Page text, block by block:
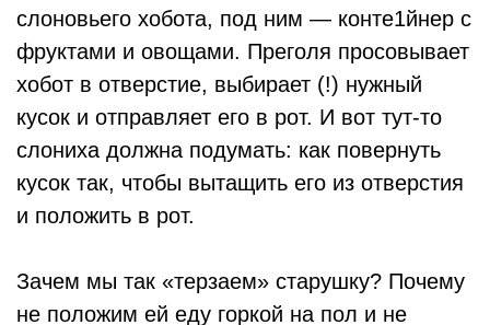
слоновьего хобота, под ним — конте1йнер с
фруктами и овощами. Преголя просовывает
хобот в отверстие, выбирает (!) нужный
кусок и отправляет его в рот. И вот тут-то
слониха должна подумать: как повернуть
кусок так, чтобы вытащить его из отверстия
и положить в рот.
Зачем мы так «терзаем» старушку? Почему
не положим ей еду горкой на пол и не